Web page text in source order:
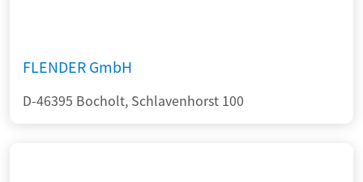
FLENDER GmbH
D-46395 Bocholt, Schlavenhorst 100